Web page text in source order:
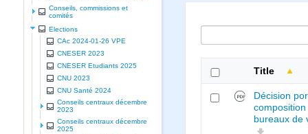
Conseils, commissions et
comités
Elections
CAc 2024-01-26 VPE
CNESER 2023
CNESER Etudiants 2025
CNU 2023
CNU Santé 2024
Conseils centraux décembre
2023
Conseils centraux décembre
2025
Title
Décision
bureaux de